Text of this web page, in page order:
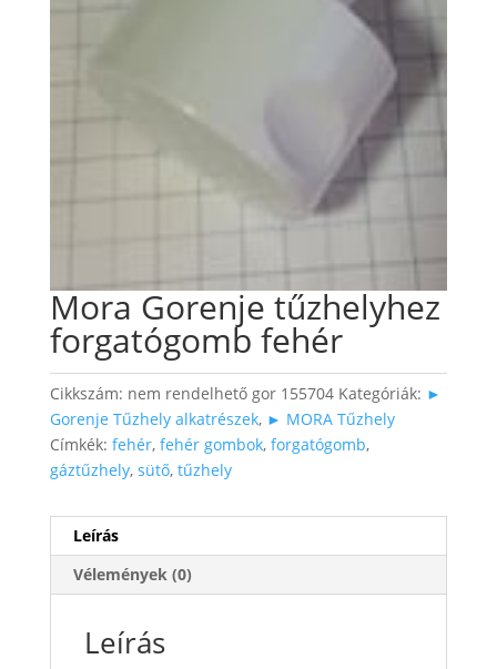
Mora Gorenje tűzhelyhez
forgatógomb fehér
Cikkszám: nem rendelhető gor 155704 Kategóriák: ►
Gorenje Tűzhely alkatrészek, ► MORA Tűzhely
Címkék: fehér, fehér gombok, forgatógomb,
gáztűzhely, sütő, tűzhely
Leírás
Vélemények (0)
Leírás